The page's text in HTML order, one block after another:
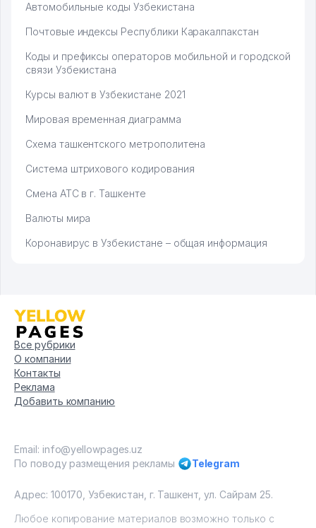
Автомобильные коды Узбекистана
Почтовые индексы Республики Каракалпакстан
Коды и префиксы операторов мобильной и городской
связи Узбекистана
Курсы валют в Узбекистане 2021
Мировая временная диаграмма
Схема ташкентского метрополитена
Система штрихового кодирования
Смена АТС в г. Ташкенте
Валюты мира
Коронавирус в Узбекистане – общая информация
Все рубрики
О компании
Контакты
Реклама
Добавить компанию
Email: info@yellowpages.uz
По поводу размещения рекламы
Telegram
Адрес: 100170, Узбекистан, г. Ташкент, ул. Сайрам 25.
Любое копирование материалов возможно только с